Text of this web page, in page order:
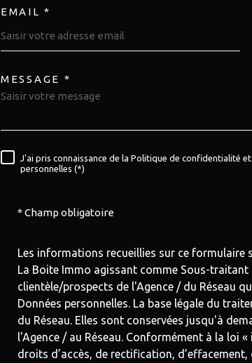
EMAIL *
MESSAGE *
RÈGLEMENTATION
J'ai pris connaissance de la Politique de confidentialité
personnelles (*)
* Champ obligatoire
Les informations recueillies sur ce
La Boite Immo agissant comme Sous-
clientèle/prospects de l'Agence / du Réseau
Données personnelles. La base légale du
du Réseau. Elles sont conservées jusqu'à
l'Agence / au Réseau. Conformément à la loi
droits d’accès, de rectification,